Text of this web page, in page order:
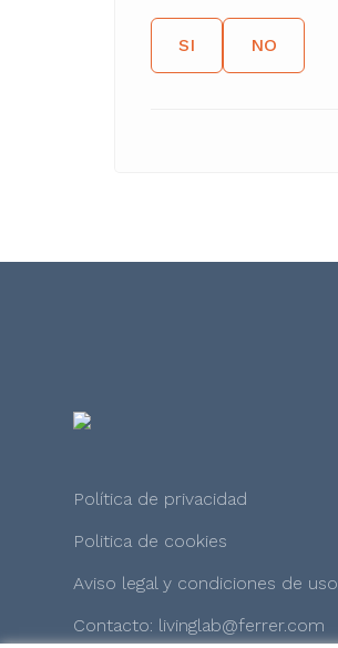
SI NO
Política de privacidad
Politica de cookies
Aviso legal y condiciones de uso
Contacto: livinglab@ferrer.com